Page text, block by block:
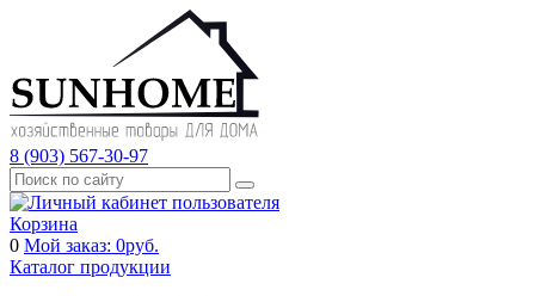
8 (903) 567-30-97
Корзина
0 Мой заказ: 0руб.
Каталог продукции